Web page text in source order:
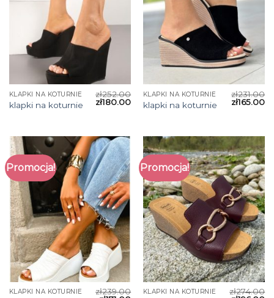
KLAPKI NA KOTURNIE
klapki na koturnie
zł252.00
zł180.00
KLAPKI NA KOTURNIE
klapki na koturnie
zł231.00
zł165.00
Promocja!
KLAPKI NA KOTURNIE zł239.00
Promocja!
KLAPKI NA KOTURNIE zł274.00